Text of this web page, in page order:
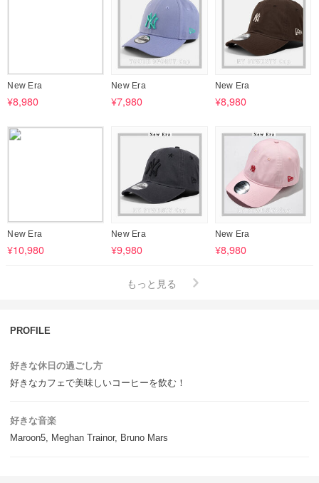
New Era
¥8,980
New Era
¥7,980
New Era
¥8,980
New Era
¥10,980
New Era
¥9,980
New Era
¥8,980
もっと見る
PROFILE
好きな休日の過ごし方
好きなカフェで美味しいコーヒーを飲む！
好きな音楽
Maroon5, Meghan Trainor, Bruno Mars